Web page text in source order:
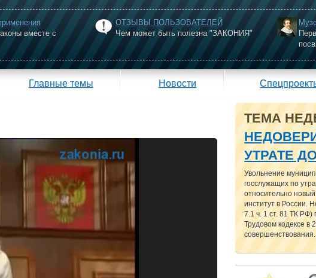
вместе с
ОТЗЫВЫ ПОЛЬЗОВАТЕЛЕЙ
Чем может быть полезна "ЗАКОНИЯ"
Главные темы Новости
ТЕМА
УТРАТЕ
Увольнение
госслужащих по
относительно
институт в России.
7.1 ч. 1 ст. 81 ТК РФ)
Трудовом кодексе в